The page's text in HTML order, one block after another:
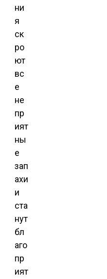
ни
я
ск
ро
ют
вс
е
не
пр
ият
ны
е
зап
ахи
и
ста
нут
бл
аго
пр
ият